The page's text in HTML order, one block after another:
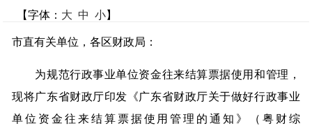
【字体： 大 中 小】
市直有关单位，各区财政局：
为规范行政事业单位资金往来结算票据使用和管理，
现将广东省财政厅印发《广东省财政厅关于做好行政事业
单位资金往来结算票据使用管理的通知》（粤财综